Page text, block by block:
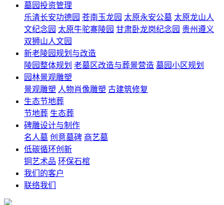
墓园投资管理
乐清长安功德园 苍南玉龙园 太原永安公墓 太原龙山人
文纪念园 太原牛驼寨陵园 甘肃卧龙岗纪念园 贵州遵义
双狮山人文园
新老陵园规划与改造
陵园整体规划 老墓区改造与葬景营造 墓园小区规划
园林景观雕塑
景观雕塑 人物肖像雕塑 古建筑修复
生态节地葬
节地葬 生态葬
碑雕设计与制作
名人墓 创意墓碑 商艺墓
低碳循环创新
铜艺术品 环保石棺
我们的客户
联络我们